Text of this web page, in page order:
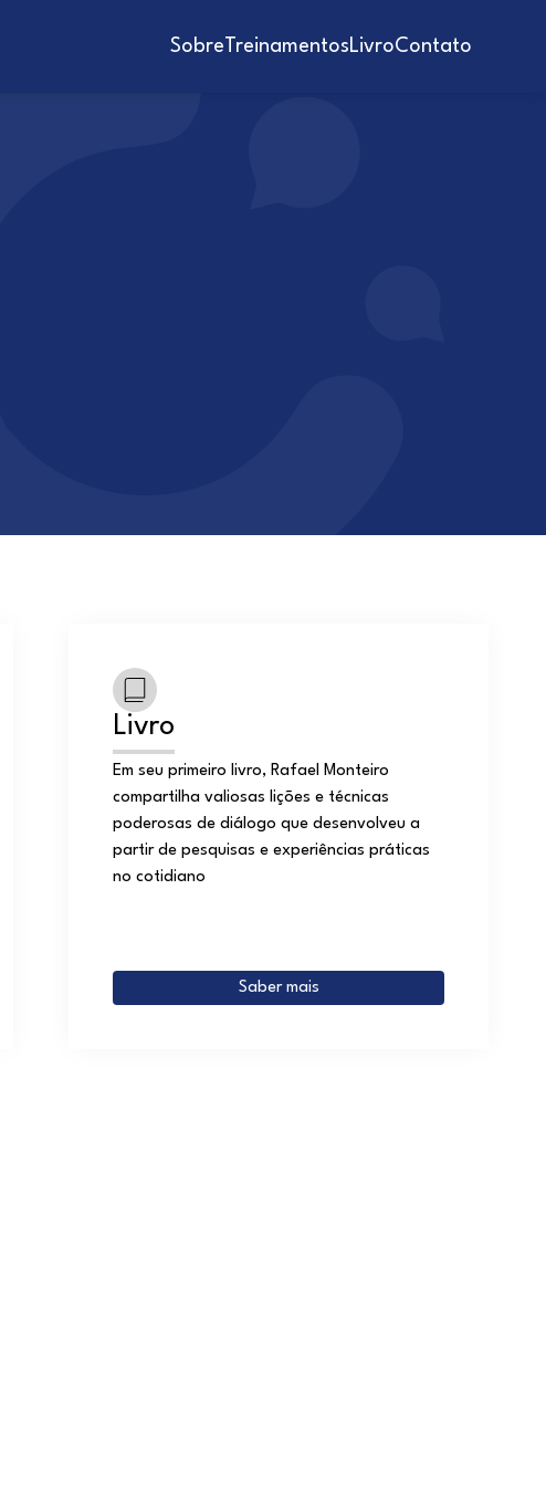
Sobre TreinamentosLivroContato
Livro
Em seu primeiro livro, Rafael Monteiro
compartilha valiosas lições e técnicas
poderosas de diálogo que desenvolveu a
partir de pesquisas e experiências práticas
no cotidiano
Saber mais